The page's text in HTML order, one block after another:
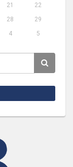
21
22
28
29
4 5